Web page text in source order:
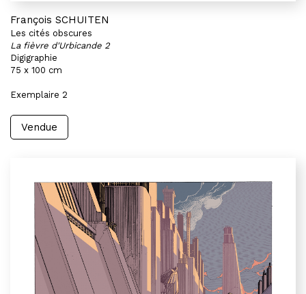
François SCHUITEN
Les cités obscures
La fièvre d'Urbicande 2
Digigraphie
75 x 100 cm
Exemplaire 2
Vendue